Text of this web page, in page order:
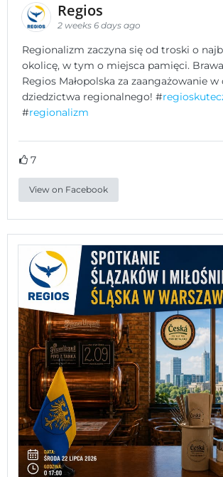
Regios
2 weeks 6 days ago
Regionalizm zaczyna się od troski o
okolicę, w tym o miejsca pamięci.
Regios Małopolska za zaangażowanie
dziedzictwa regionalnego! #
#regionalizm
7
View on Facebook